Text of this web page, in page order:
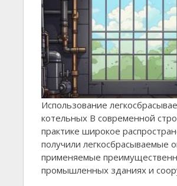
Использование
котельных В современной
практике широкое
получили легкосбрасываемые
применяемые
промышленных зданиях и